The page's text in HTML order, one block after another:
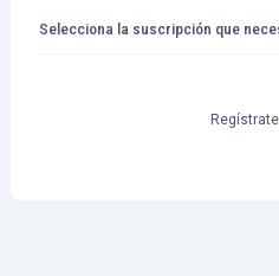
Selecciona la suscripción que